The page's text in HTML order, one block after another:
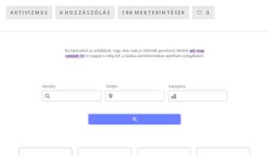
AKTIVIZMUS 0 HOZZÁSZÓLÁS 186 MEGTEKINTÉSEK 0